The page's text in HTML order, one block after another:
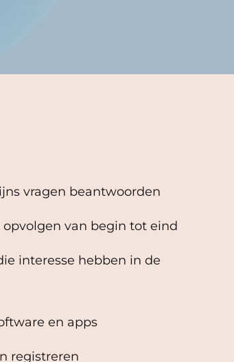
vragen beantwoorden
van begin tot eind
interesse hebben in de
en apps
registreren